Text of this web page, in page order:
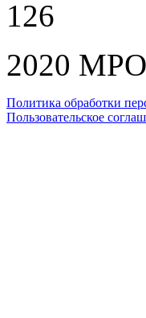
126
2020
Политика обработки
Пользовательское